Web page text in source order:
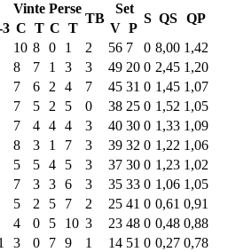
Vinte Perse
TB
Set
S QS QP
3 C T C T V P
10 8 0 1 2 56 7 0 8,00 1,42
8 7 1 3 3 49 20 0 2,45 1,20
7 6 2 4 7 45 31 0 1,45 1,07
7 5 2 5 0 38 25 0 1,52 1,05
7 4 4 4 3 40 30 0 1,33 1,09
8 3 1 7 3 39 32 0 1,22 1,06
5 5 4 5 3 37 30 0 1,23 1,02
7 3 3 6 3 35 33 0 1,06 1,05
5 2 5 7 2 25 41 0 0,61 0,91
4 0 5 10 3 23 48 0 0,48 0,88
3 0 7 9 1 14 51 0 0,27 0,78